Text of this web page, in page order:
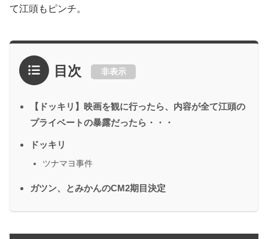
て江頭もピンチ。
目次 非表示
【ドッキリ】映画を観に行ったら、内容が全て江頭の
プライベートの暴露だったら・・・
ドッキリ
ツナマヨ事件
ガツン、とみかんのCM2期目決定